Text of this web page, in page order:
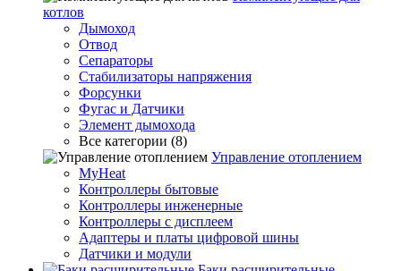
котлов
Дымоход
Отвод
Сепараторы
Стабилизаторы напряжения
Форсунки
Фугас и Датчики
Элемент дымохода
Все категории (8)
Управление отоплением
MyHeat
Контроллеры бытовые
Контроллеры инженерные
Контроллеры с дисплеем
Адаптеры и платы цифровой шины
Датчики и модули